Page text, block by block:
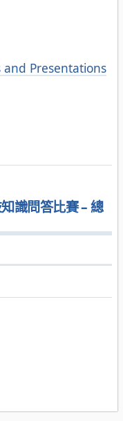
Presentations
識問答比賽 – 總